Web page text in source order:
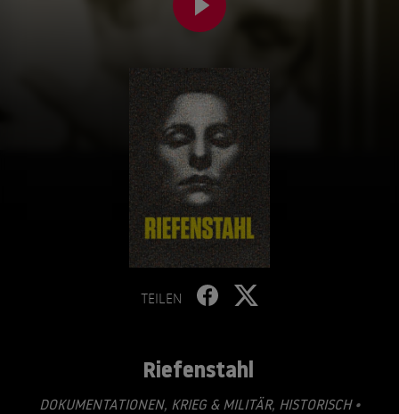
TEILEN
Riefenstahl
DOKUMENTATIONEN, KRIEG & MILITÄR, HISTORISCH•